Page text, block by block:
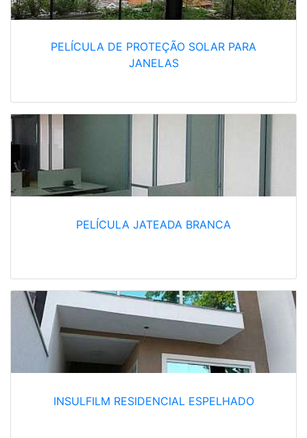
PELÍCULA DE PROTEÇÃO SOLAR PARA
JANELAS
PELÍCULA JATEADA BRANCA
INSULFILM RESIDENCIAL ESPELHADO